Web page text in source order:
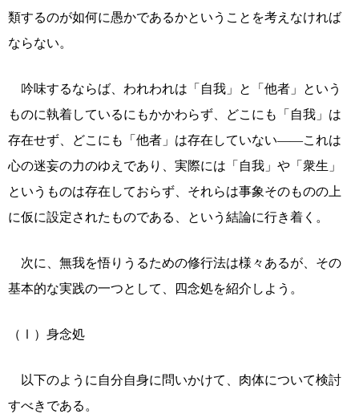
類するのが如何に愚かであるかということを考えなければ
ならない。
吟味するならば、われわれは「自我」と「他者」という
ものに執着しているにもかかわらず、どこにも「自我」は
存在せず、どこにも「他者」は存在していない――これは
心の迷妄の力のゆえであり、実際には「自我」や「衆生」
というものは存在しておらず、それらは事象そのものの上
に仮に設定されたものである、という結論に行き着く。
次に、無我を悟りうるための修行法は様々あるが、その
基本的な実践の一つとして、四念処を紹介しよう。
（Ⅰ）身念処
以下のように自分自身に問いかけて、肉体について検討
すべきである。